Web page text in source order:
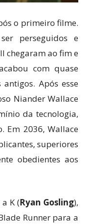
o primeiro filme.
perseguidos e
chegaram ao fim e
com quase
Após esse
Niander Wallace
da tecnologia,
Em 2036, Wallace
superiores
obedientes aos
K (Ryan Gosling),
Runner para a